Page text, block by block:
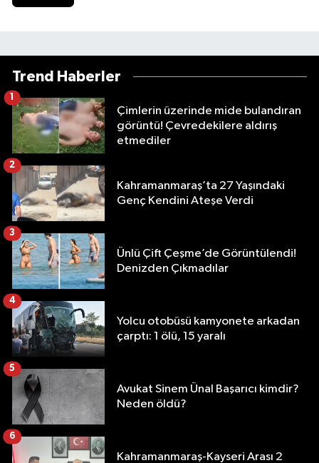
Trend Haberler
Çimlerin üzerinde mide bulandıran
görüntü! Çevredekilere aldırış
etmediler
1
Kahramanmaraş’ta 27 Yaşındaki
Genç Kendini Ateşe Verdi
2
Ünlü Çift Çeşme’de Görüntülendi!
Denizden Çıkmadılar
3
Yolcu otobüsü kamyonete arkadan
çarptı: 1 ölü, 15 yaralı
4
Avukat Sinem Ünal Başarıcı kimdir?
Neden öldü?
5
Kahramanmaraş-Kayseri Arası 2
6